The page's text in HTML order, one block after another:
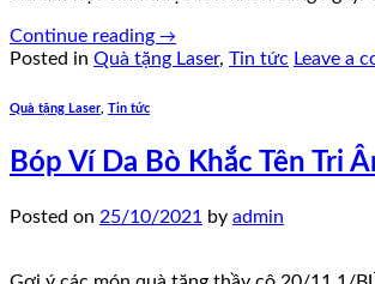
Continue reading →
Posted in Quà tặng Laser, Tin tức Leave a
Quà tặng Laser, Tin tức
Bóp Ví Da Bò Khắc Tên Tri
Posted on 25/10/2021 by admin